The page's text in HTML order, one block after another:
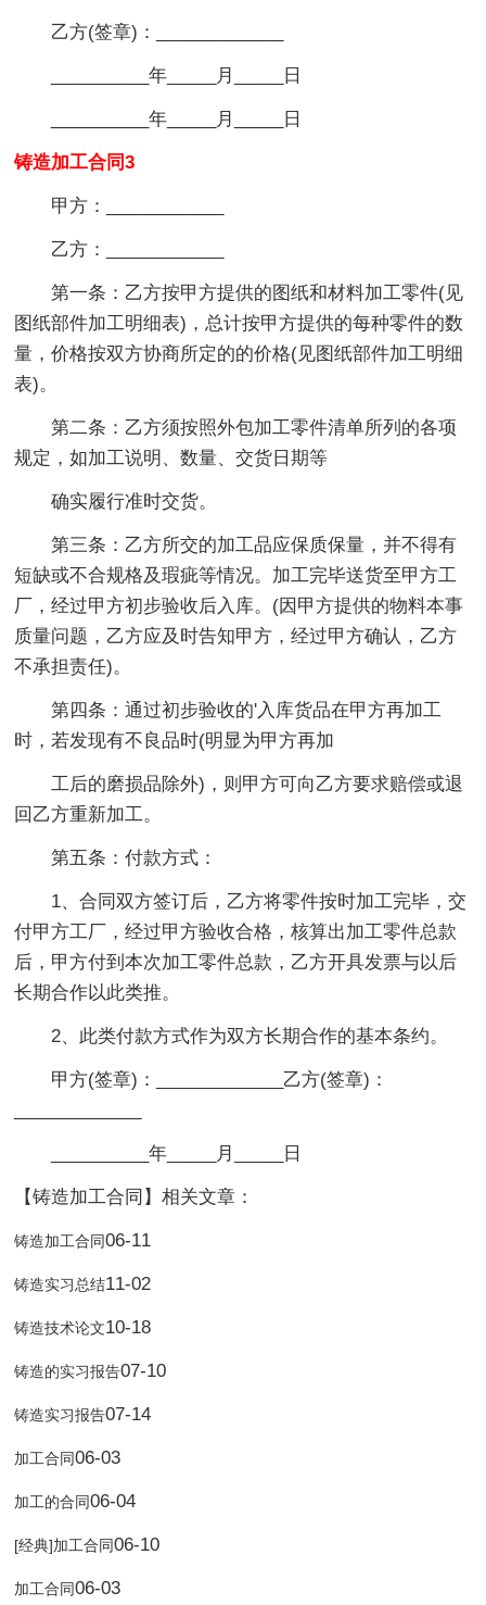
乙方(签章)：_____________
__________年_____月_____日
__________年_____月_____日
铸造加工合同3
甲方：____________
乙方：____________
第一条：乙方按甲方提供的图纸和材料加工零件(见
图纸部件加工明细表)，总计按甲方提供的每种零件的数
量，价格按双方协商所定的的价格(见图纸部件加工明细
表)。
第二条：乙方须按照外包加工零件清单所列的各项
规定，如加工说明、数量、交货日期等
确实履行准时交货。
第三条：乙方所交的加工品应保质保量，并不得有
短缺或不合规格及瑕疵等情况。加工完毕送货至甲方工
厂，经过甲方初步验收后入库。(因甲方提供的物料本事
质量问题，乙方应及时告知甲方，经过甲方确认，乙方
不承担责任)。
第四条：通过初步验收的'入库货品在甲方再加工
时，若发现有不良品时(明显为甲方再加
工后的磨损品除外)，则甲方可向乙方要求赔偿或退
回乙方重新加工。
第五条：付款方式：
1、合同双方签订后，乙方将零件按时加工完毕，交
付甲方工厂，经过甲方验收合格，核算出加工零件总款
后，甲方付到本次加工零件总款，乙方开具发票与以后
长期合作以此类推。
2、此类付款方式作为双方长期合作的基本条约。
甲方(签章)：_____________乙方(签章)：
__________年_____月_____日
【铸造加工合同】相关文章：
铸造加工合同06-11
铸造实习总结11-02
铸造技术论文10-18
铸造的实习报告07-10
铸造实习报告07-14
加工合同06-03
加工的合同06-04
[经典]加工合同06-10
加工合同06-03